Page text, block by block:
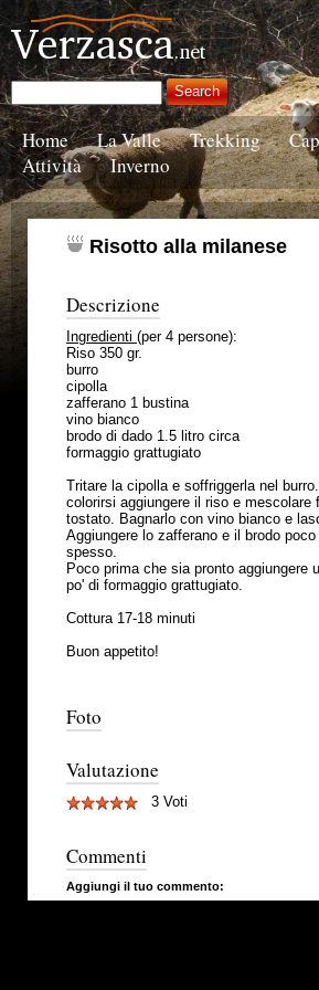
Home La Valle Trekking
Attività
Inverno
Risotto alla milanese
Descrizione
Ingredienti (per 4 persone):
Riso 350 gr.
burro
cipolla
zafferano 1 bustina
vino bianco
brodo di dado 1.5 litro circa
formaggio grattugiato
Tritare la cipolla e soffriggerla nel
colorirsi aggiungere il riso e
tostato. Bagnarlo con vino bianco e
Aggiungere lo zafferano e il brodo
spesso.
Poco prima che sia pronto aggiungere
po' di formaggio grattugiato.
Cottura 17-18 minuti
Buon appetito!
Foto
Valutazione
3 Voti
Commenti
Aggiungi il tuo commento: